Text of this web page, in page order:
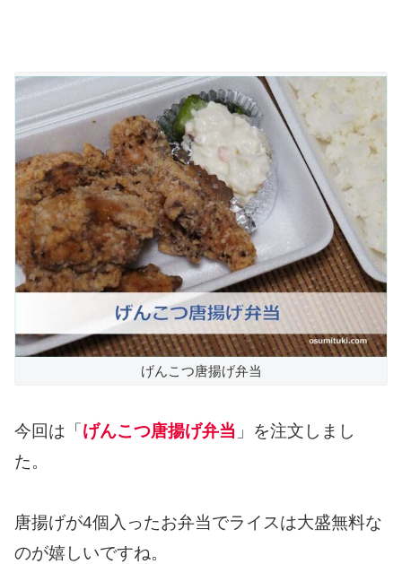
げんこつ唐揚げ弁当
今回は「 げんこつ唐揚げ弁当 」を注文しまし
た。
唐揚げが4個入ったお弁当でライスは大盛無料な
のが嬉しいですね。